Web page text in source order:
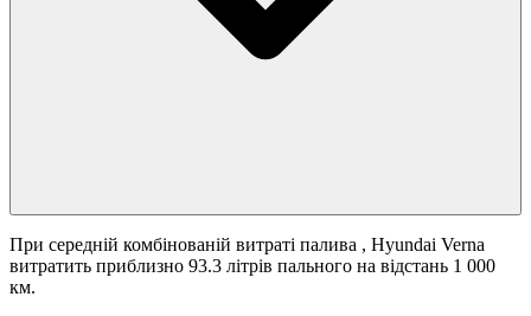
При середній комбінованій витраті палива , Hyundai Verna
витратить приблизно 93.3 літрів пального на відстань 1 000
км.